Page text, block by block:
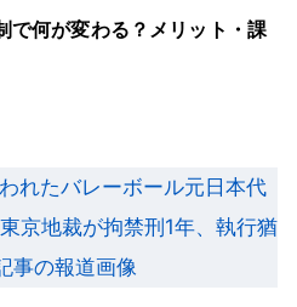
で何が変わる？メリット・課